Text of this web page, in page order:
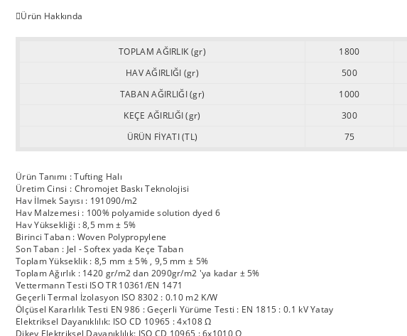
Ürün Hakkında
TOPLAM AĞIRLIK (gr) 1800
HAV AĞIRLIĞI (gr)
500
TABAN AĞIRLIĞI (gr)
1000
KEÇE AĞIRLIĞI (gr)
300
ÜRÜN FİYATI (TL)
75
Ürün Tanımı : Tufting Halı
Üretim Cinsi : Chromojet Baskı Teknolojisi
Hav İlmek Sayısı : 191090/m2
Hav Malzemesi : 100% polyamide solution dyed 6
Hav Yüksekliği : 8,5 mm ± 5%
Birinci Taban : Woven Polypropylene
Son Taban : Jel - Softex yada Keçe Taban
Toplam Yükseklik : 8,5 mm ± 5% , 9,5 mm ± 5%
Toplam Ağırlık : 1420 gr/m2 dan 2090gr/m2 'ya kadar ± 5%
Vettermann Testi ISO TR 10361/EN 1471
Geçerli Termal İzolasyon ISO 8302 : 0.10 m2 K/W
Ölçüsel Kararlılık Testi EN 986 : Geçerli Yürüme Testi : EN 1815 : 0.1 kV Yatay
Elektriksel Dayanıklılık: ISO CD 10965 : 4x108 Ω
Dikey Elektriksel Dayanıklılık: ISO CD 10965 : 6x1010 Ω